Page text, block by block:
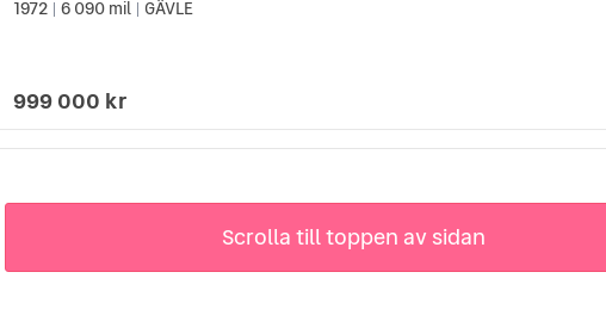
1972 6 090 mil GÄVLE
999 000 kr
Scrolla till toppen av sidan